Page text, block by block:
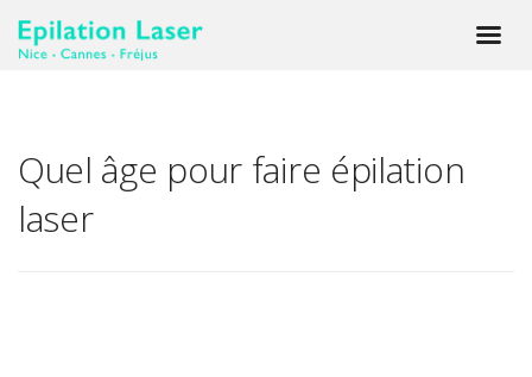
Quel âge pour faire épilation
laser